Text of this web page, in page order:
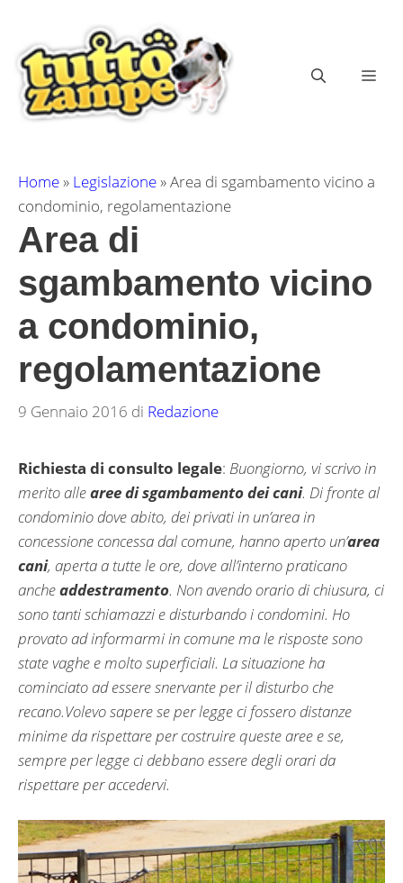
contenuto
Home» Legislazione»Area di sgambamento vicino a
condominio, regolamentazione
Area di
sgambamento vicino
a condominio,
regolamentazione
9 Gennaio 2016 di Redazione
Richiesta di consulto legale: Buongiorno, vi scrivo in
merito allearee di sgambamento dei cani. Di fronte al
condominio dove abito, dei privati in un’area in
concessione concessa dal comune, hanno aperto un’area
cani, aperta a tutte le ore, dove all’interno praticano
ancheaddestramento. Non avendo orario di chiusura, ci
sono tanti schiamazzi e disturbando i condomini. Ho
provato ad informarmi in comune ma le risposte sono
state vaghe e molto superficiali. La situazione ha
cominciato ad essere snervante per il disturbo che
recano.Volevo sapere se per legge ci fossero distanze
minime da rispettare per costruire queste aree e se,
sempre per legge ci debbano essere degli orari da
rispettare per accedervi.